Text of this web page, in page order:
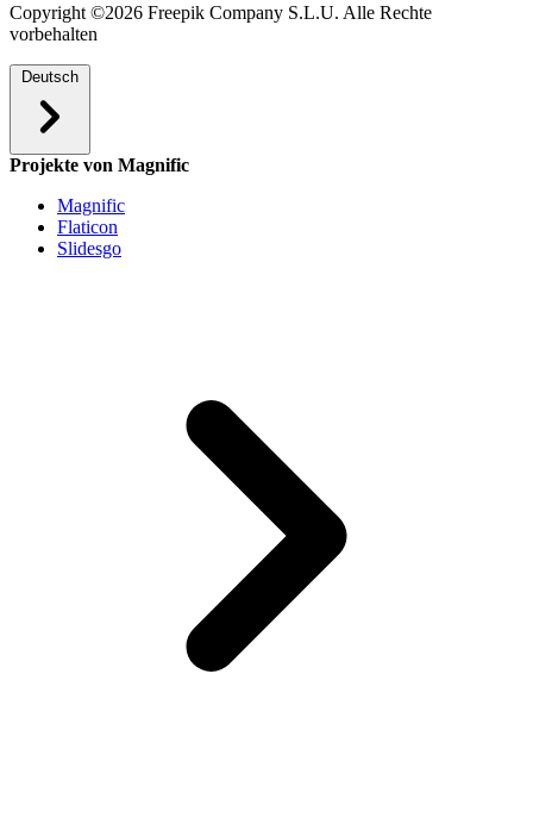
Copyright ©2026 Freepik Company S.L.U. Alle Rechte
vorbehalten
Deutsch
Projekte von Magnific
Magnific
Flaticon
Slidesgo